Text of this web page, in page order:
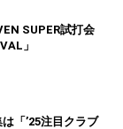
SUPER試打会
」
「’25注目クラブ